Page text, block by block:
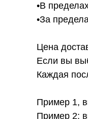
•В
•За
Цена
Если вы
Каждая
Пример 1,
Пример 2: